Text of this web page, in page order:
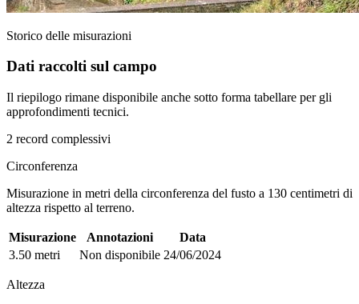
Storico delle misurazioni
Dati raccolti sul campo
Il riepilogo rimane disponibile anche sotto forma tabellare per gli
approfondimenti tecnici.
2 record complessivi
Circonferenza
Misurazione in metri della circonferenza del fusto a 130 centimetri di
altezza rispetto al terreno.
Misurazione Annotazioni
Data
3.50 metri
Non disponibile 24/06/2024
Altezza